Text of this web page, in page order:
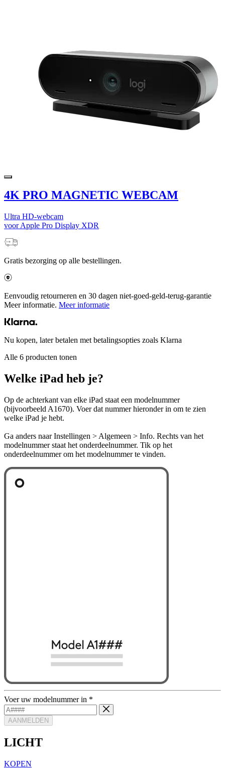
4K PRO MAGNETIC WEBCAM
Ultra HD-webcam
voor Apple Pro Display XDR
Gratis bezorging op alle bestellingen.
Eenvoudig retourneren en 30 dagen niet-goed-geld-terug-garantie
Meer informatie. Meer informatie
Nu kopen, later betalen met betalingsopties zoals Klarna
Alle 6 producten tonen
Welke iPad heb je?
Op de achterkant van elke iPad staat een modelnummer
(bijvoorbeeld A1670). Voer dat nummer hieronder in om te zien
welke iPad je hebt.
Ga anders naar Instellingen > Algemeen > Info. Rechts van het
modelnummer staat het onderdeelnummer. Tik op het
onderdeelnummer om het modelnummer te vinden.
Voer uw modelnummer in *
AANMELDEN
LICHT
KOPEN